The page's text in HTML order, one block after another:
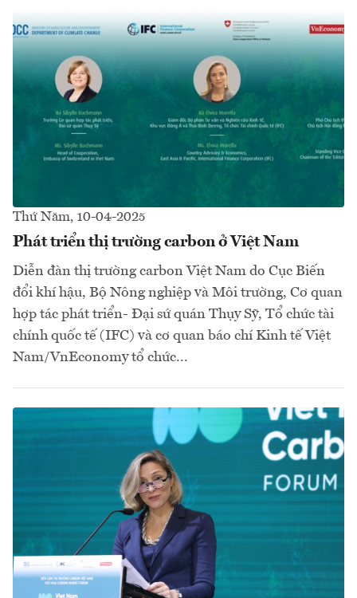
Thứ Năm, 10-04-2025
Phát triển thị trường carbon ở Việt Nam
Diễn đàn thị trường carbon Việt Nam do Cục Biến
đổi khí hậu, Bộ Nông nghiệp và Môi trường, Cơ quan
hợp tác phát triển- Đại sứ quán Thụy Sỹ, Tổ chức tài
chính quốc tế (IFC) và cơ quan báo chí Kinh tế Việt
Nam/VnEconomy tổ chức...